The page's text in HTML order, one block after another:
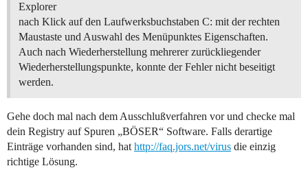
Explorer
nach Klick auf den Laufwerksbuchstaben C: mit der rechten
Maustaste und Auswahl des Menüpunktes Eigenschaften.
Auch nach Wiederherstellung mehrerer zurückliegender
Wiederherstellungspunkte, konnte der Fehler nicht beseitigt
werden.
Gehe doch mal nach dem Ausschlußverfahren vor und checke mal
dein Registry auf Spuren „BÖSER“ Software. Falls derartige
Einträge vorhanden sind, hat http://faq.jors.net/virus die einzig
richtige Lösung.